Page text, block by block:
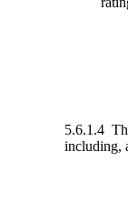
5.6.1.4
including,